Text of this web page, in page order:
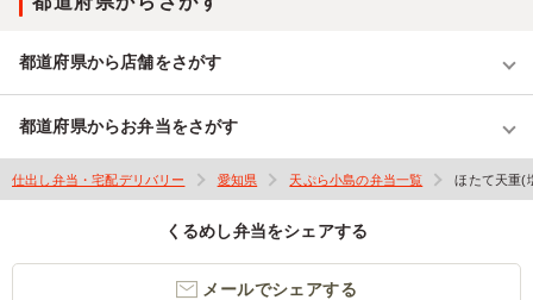
都道府県から店舗をさがす
都道府県からお弁当をさがす
仕出し弁当・宅配デリバリー 愛知県 天ぷら小島の弁当一覧 ほたて天重(
くるめし弁当をシェアする
メールでシェアする